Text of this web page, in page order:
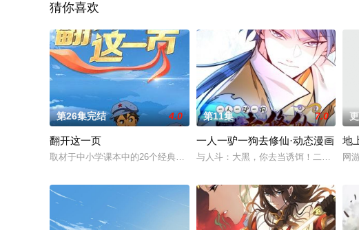
猜你喜欢
第26集完结 4.0
翻开这一页
取材于中小学课本中的26个经典党史和伟人故事，深入挖掘老一辈无产阶级者
第11集 7.0
一人一驴一狗去修仙·动态漫画
与人斗：大黑，你去当诱饵！二驴，你
地
网